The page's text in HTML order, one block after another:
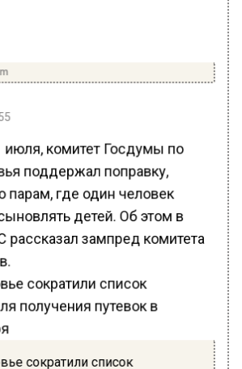
июля, комитет Госдумы по
поддержал поправку,
где один человек
детей. Об этом в
рассказал зампред комитета
сократили список